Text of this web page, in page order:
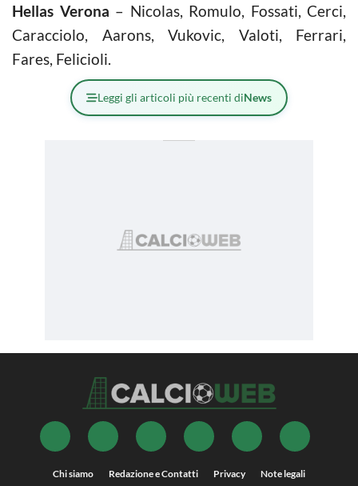
Hellas Verona – Nicolas, Romulo, Fossati, Cerci,
Caracciolo, Aarons, Vukovic, Valoti, Ferrari,
Fares, Felicioli.
Leggi gli articoli più recenti diNews
Chi siamo Redazione e Contatti Privacy Note legali